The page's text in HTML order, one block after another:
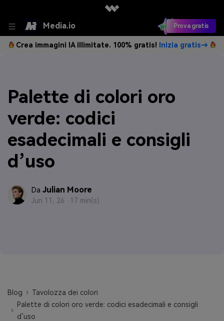
Media.io Prova gratis
Crea immagini IA illimitate. 100% gratis! Inizia gratis→
Palette di colori oro
verde: codici
esadecimali e consigli
d’uso
Da Julian Moore
Jun 11, 26 · 17 min(s)
Blog
Tavolozza dei colori
Palette di colori oro verde: codici esadecimali e consigli
d’uso